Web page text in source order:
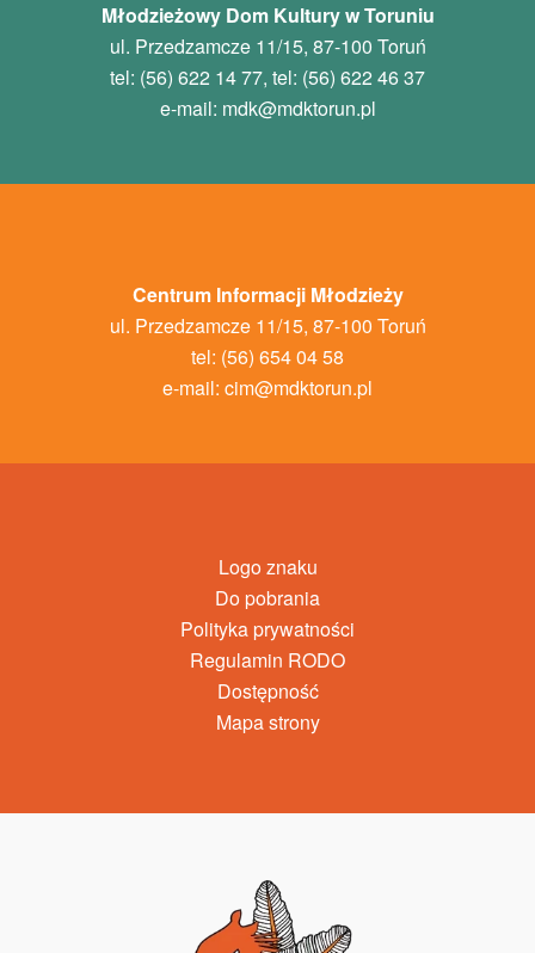
Młodzieżowy Dom Kultury w Toruniu
ul. Przedzamcze 11/15, 87-100 Toruń
tel: (56) 622 14 77, tel: (56) 622 46 37
e-mail: mdk@mdktorun.pl
Centrum Informacji Młodzieży
ul. Przedzamcze 11/15, 87-100 Toruń
tel: (56) 654 04 58
e-mail: cim@mdktorun.pl
Logo znaku
Do pobrania
Polityka prywatności
Regulamin RODO
Dostępność
Mapa strony